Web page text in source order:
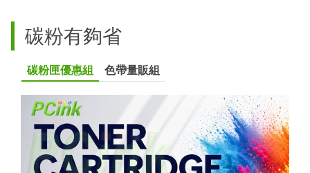
碳粉有夠省
碳粉匣優惠組 色帶量販組